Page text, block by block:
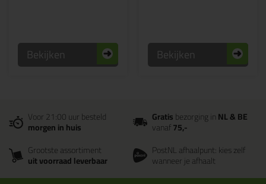
Bekijken Bekijken
Voor 21:00 uur besteld
morgen in huis
Gratisbezorging inNL & BE
vanaf75,-
Grootste assortiment
uit voorraad leverbaar
PostNL afhaalpunt: kies zelf
wanneer je afhaalt